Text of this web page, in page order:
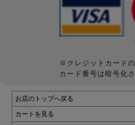
※クレジットカード
カード番号は暗号化
お店のトップへ戻る
カートを見る